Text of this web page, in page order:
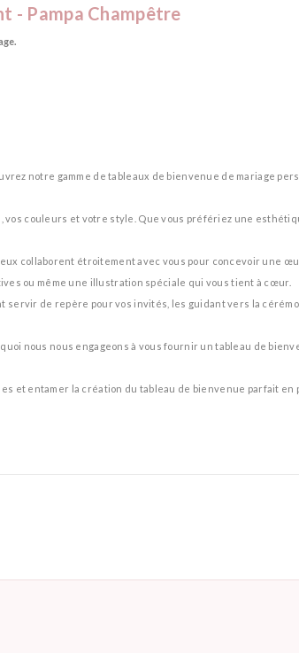
- Pampa Champêtre
notre gamme de tableaux de bienvenue de mariage
couleurs et votre style. Que vous préfériez une
collaborent étroitement avec vous pour concevoir une
ou même une illustration spéciale qui vous tient à cœur.
de repère pour vos invités, les guidant vers la
nous nous engageons à vous fournir un tableau de
et entamer la création du tableau de bienvenue parfait